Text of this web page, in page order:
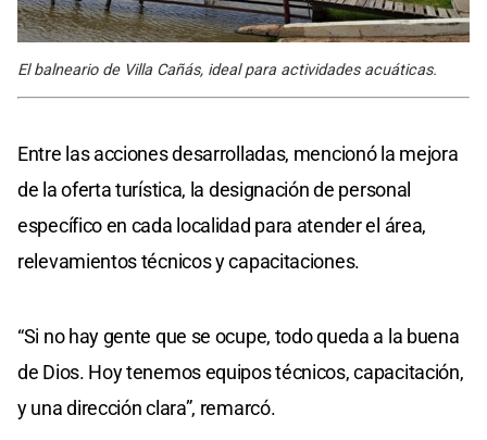
El balneario de Villa Cañás, ideal para actividades acuáticas.
Entre las acciones desarrolladas, mencionó la mejora
de la oferta turística, la designación de personal
específico en cada localidad para atender el área,
relevamientos técnicos y capacitaciones.
“Si no hay gente que se ocupe, todo queda a la buena
de Dios. Hoy tenemos equipos técnicos, capacitación,
y una dirección clara”, remarcó.